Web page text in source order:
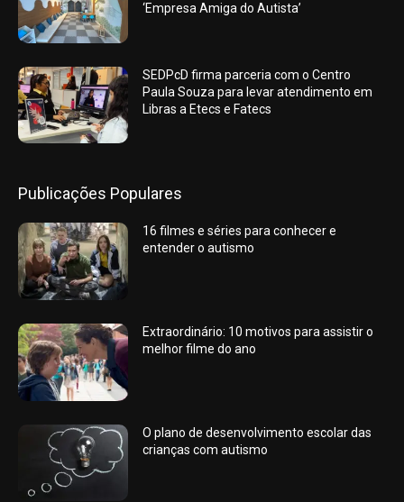
‘Empresa Amiga do Autista’
SEDPcD firma parceria com o Centro
Paula Souza para levar atendimento em
Libras a Etecs e Fatecs
Publicações Populares
16 filmes e séries para conhecer e
entender o autismo
Extraordinário: 10 motivos para assistir o
melhor filme do ano
O plano de desenvolvimento escolar das
crianças com autismo